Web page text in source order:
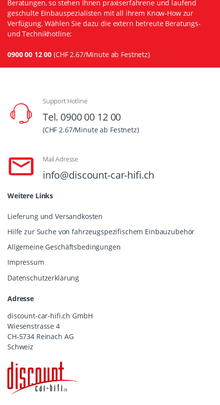
Beratungen, so stehen Ihnen praxiserfahrene und laufend
geschulte Einbauspezialisten mit all ihrem Know-How zur
Verfügung. Wählen Sie dazu die extern betreute Beratungs-
und Technikhotline:
0900 00 12 00 (CHF 2.67/Minute ab Festnetz)
Support Hotline
Tel. 0900 00 12 00
(CHF 2.67/Minute ab Festnetz)
Mail Adresse
info@discount-car-hifi.ch
Weitere Links
Lieferung und Versandkosten
Hilfe zur Suche von fahrzeugspezifischem Einbauzubehör
Allgemeine Geschäftsbedingungen
Impressum
Datenschutzerklärung
Adresse
discount-car-hifi.ch GmbH
Wiesenstrasse 4
CH-5734 Reinach AG
Schweiz